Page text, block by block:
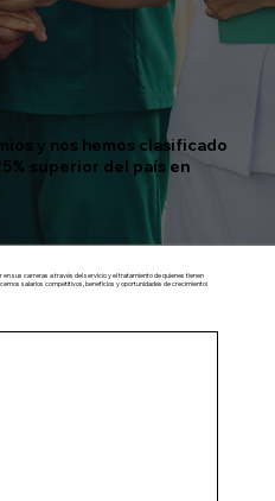
y nos hemos clasificado
superior del país en
sus carreras a través del servicio y el tratamiento de quienes tienen
salarios competitivos, beneficios y oportunidades de crecimiento!